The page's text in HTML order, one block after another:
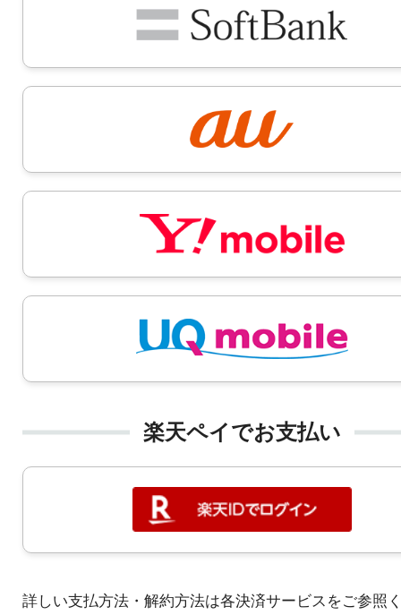
楽天ペイでお支払い
詳しい支払方法・解約方法は各決済サービスをご参照